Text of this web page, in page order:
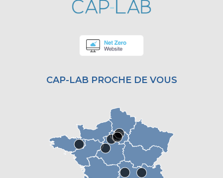
CAP-LAB PROCHE DE VOUS